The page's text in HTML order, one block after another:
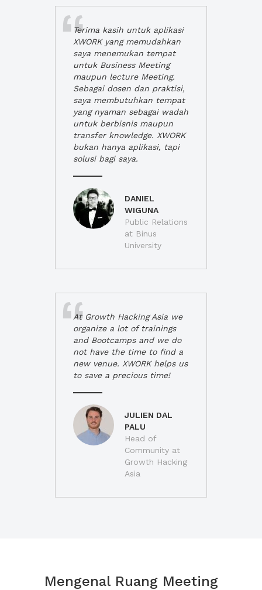
Terima kasih untuk aplikasi
XWORK yang memudahkan
saya menemukan tempat
untuk Business Meeting
maupun lecture Meeting.
Sebagai dosen dan praktisi,
saya membutuhkan tempat
yang nyaman sebagai wadah
untuk berbisnis maupun
transfer knowledge. XWORK
bukan hanya aplikasi, tapi
solusi bagi saya.
DANIEL
WIGUNA
Public Relations
at Binus
University
At Growth Hacking Asia we
organize a lot of trainings
and Bootcamps and we do
not have the time to find a
new venue. XWORK helps us
to save a precious time!
JULIEN DAL
PALU
Head of
Community at
Growth Hacking
Asia
Mengenal Ruang Meeting